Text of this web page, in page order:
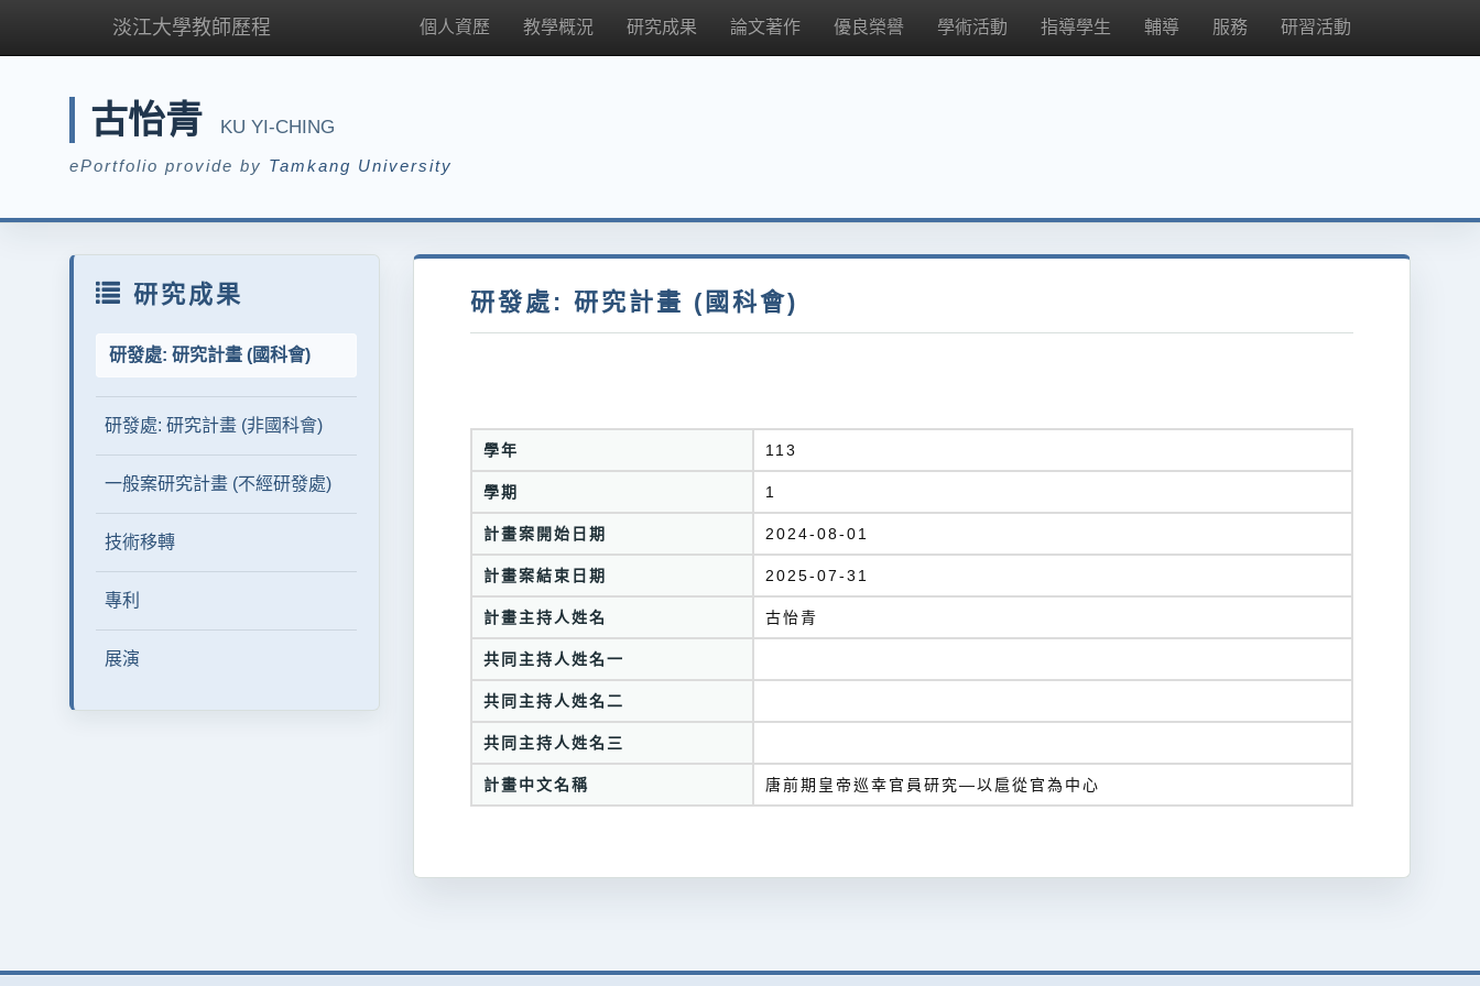
淡江大學教師歷程 個人資歷 教學概況 研究成果 論文著作 優良榮譽 學術活動 指導學生 輔導 服務 研習活動
古怡青 KU YI-CHING
ePortfolio provide by Tamkang University
研究成果
研發處: 研究計畫 (國科會)
研發處: 研究計畫 (非國科會)
一般案研究計畫 (不經研發處)
技術移轉
專利
展演
研發處: 研究計畫 (國科會)
學年 113
學期 1
計畫案開始日期 2024-08-01
計畫案結束日期 2025-07-31
計畫主持人姓名 古怡青
共同主持人姓名一
共同主持人姓名二
共同主持人姓名三
計畫中文名稱 唐前期皇帝巡幸官員研究—以扈從官為中心